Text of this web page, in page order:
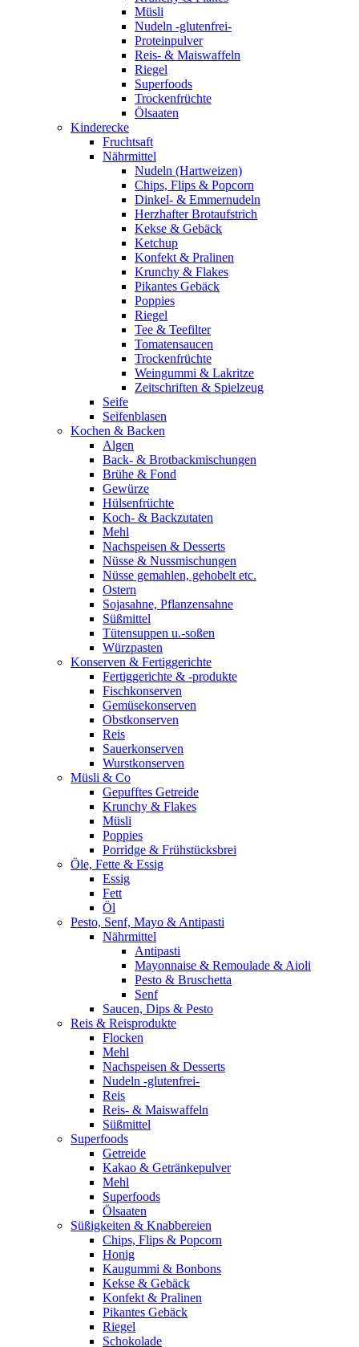
Müsli
Nudeln -glutenfrei-
Proteinpulver
Reis- & Maiswaffeln
Riegel
Superfoods
Trockenfrüchte
Ölsaaten
Kinderecke
Fruchtsaft
Nährmittel
Nudeln (Hartweizen)
Chips, Flips & Popcorn
Dinkel- & Emmernudeln
Herzhafter Brotaufstrich
Kekse & Gebäck
Ketchup
Konfekt & Pralinen
Krunchy & Flakes
Pikantes Gebäck
Poppies
Riegel
Tee & Teefilter
Tomatensaucen
Trockenfrüchte
Weingummi & Lakritze
Zeitschriften & Spielzeug
Seife
Seifenblasen
Kochen & Backen
Algen
Back- & Brotbackmischungen
Brühe & Fond
Gewürze
Hülsenfrüchte
Koch- & Backzutaten
Mehl
Nachspeisen & Desserts
Nüsse & Nussmischungen
Nüsse gemahlen, gehobelt etc.
Ostern
Sojasahne, Pflanzensahne
Süßmittel
Tütensuppen u.-soßen
Würzpasten
Konserven & Fertiggerichte
Fertiggerichte & -produkte
Fischkonserven
Gemüsekonserven
Obstkonserven
Reis
Sauerkonserven
Wurstkonserven
Müsli & Co
Gepufftes Getreide
Krunchy & Flakes
Müsli
Poppies
Porridge & Frühstücksbrei
Öle, Fette & Essig
Essig
Fett
Öl
Pesto, Senf, Mayo & Antipasti
Nährmittel
Antipasti
Mayonnaise & Remoulade & Aioli
Pesto & Bruschetta
Senf
Saucen, Dips & Pesto
Reis & Reisprodukte
Flocken
Mehl
Nachspeisen & Desserts
Nudeln -glutenfrei-
Reis
Reis- & Maiswaffeln
Süßmittel
Superfoods
Getreide
Kakao & Getränkepulver
Mehl
Superfoods
Ölsaaten
Süßigkeiten & Knabbereien
Chips, Flips & Popcorn
Honig
Kaugummi & Bonbons
Kekse & Gebäck
Konfekt & Pralinen
Pikantes Gebäck
Riegel
Schokolade